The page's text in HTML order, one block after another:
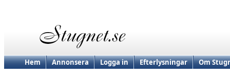
Hem Annonsera Logga in Efterlysningar Om